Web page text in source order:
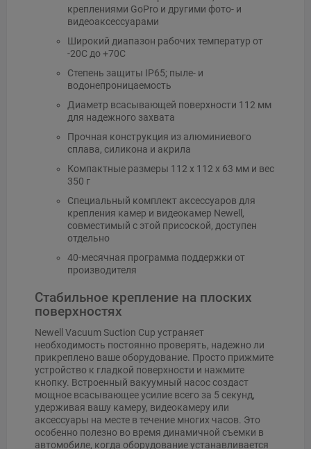
креплениями GoPro и другими фото- и
видеоаксессуарами
Широкий диапазон рабочих температур от
-20C до +70C
Степень защиты IP65; пыле- и
водонепроницаемость
Диаметр всасывающей поверхности 112 мм
для надежного захвата
Прочная конструкция из алюминиевого
сплава, силикона и акрила
Компактные размеры 112 x 112 x 63 мм и вес
350 г
Специальный комплект аксессуаров для
крепления камер и видеокамер Newell,
совместимый с этой присоской, доступен
отдельно
40-месячная программа поддержки от
производителя
Стабильное крепление на плоских
поверхностях
Newell Vacuum Suction Cup устраняет
необходимость постоянно проверять, надежно ли
прикреплено ваше оборудование. Просто прижмите
устройство к гладкой поверхности и нажмите
кнопку. Встроенный вакуумный насос создаст
мощное всасывающее усилие всего за 5 секунд,
удерживая вашу камеру, видеокамеру или
аксессуары на месте в течение многих часов. Это
особенно полезно во время динамичной съемки в
автомобиле, когда оборудование устанавливается